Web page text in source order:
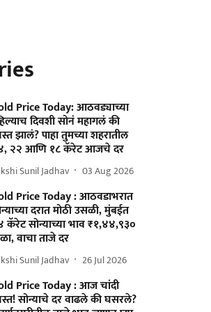
Price Today: आठवड्याच्या
दिवशी सोनं महागलं की
झालं? पाहा तुमच्या शहरातील
२२ आणि १८ कॅरेट आजचे दर
Sunil Jadhav 03 Aug 2026
Price Today : आठवडाभरात
दरात मोठी उसळी, मुंबईत
कॅरेट सोन्याच्या भाव ₹१,४४,९३०
वाचा ताजे दर
Sunil Jadhav 26 Jul 2026
Price Today : आज चांदी
सोन्याचे दर वाढले की घसरले?